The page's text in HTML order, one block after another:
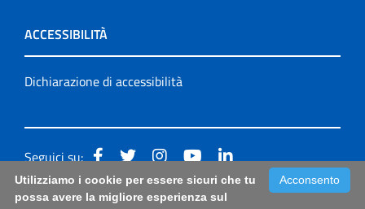
ACCESSIBILITÀ
Dichiarazione di accessibilità
Seguici su:
Accessibilità: form di segnalazione di prima istanza per
Acconsento
Utilizziamo i cookie per essere sicuri che tu
possa avere la migliore esperienza sul